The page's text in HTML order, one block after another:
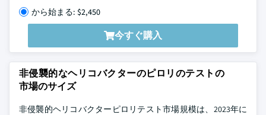
から始まる: $2,450
今すぐ購入
非侵襲的なヘリコバクターのピロリのテストの
市場のサイズ
非侵襲的ヘリコバクターピロリテスト市場規模は、2023年に